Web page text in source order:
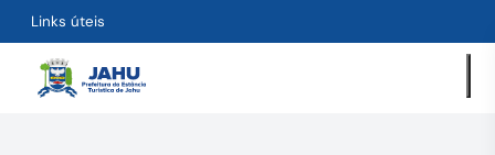
Links úteis